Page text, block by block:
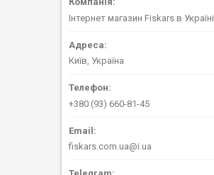
Інтернет магазин Fiskars в Україні
Київ, Україна
+380 (93) 660-81-45
fiskars.com.ua@i.ua